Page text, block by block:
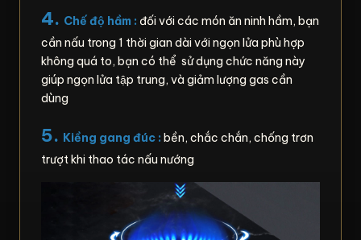
4. Chế độ hầm : đối với các món ăn ninh hầm, bạn
cần nấu trong 1 thời gian dài với ngọn lửa phù hợp
không quá to, bạn có thể sử dụng chức năng này
giúp ngọn lửa tập trung, và giảm lượng gas cần
dùng
5. Kiềng gang đúc : bền, chắc chắn, chống trơn
trượt khi thao tác nấu nướng